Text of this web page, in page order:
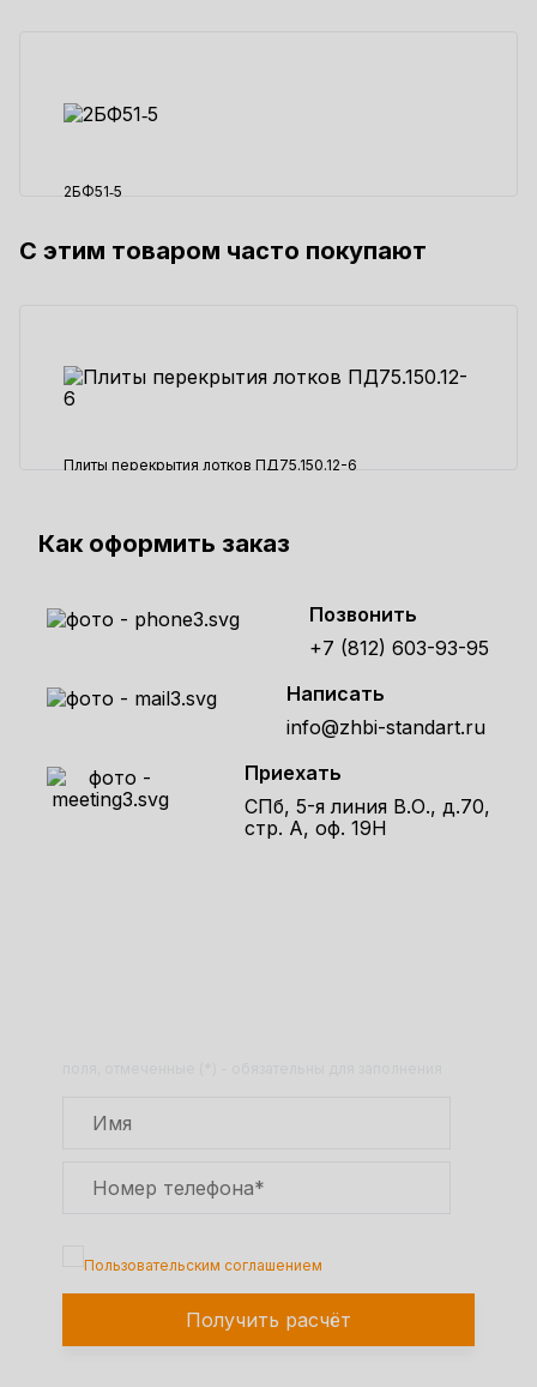
2БФ51‑5
11860 ₽
С этим товаром часто покупают
Плиты перекрытия лотков ПД75.150.12-6
Как оформить заказ
Позвонить
+7 (812) 603-93-95
Написать
info@zhbi-standart.ru
Приехать
СПб, 5-я линия В.О., д.70,
стр. А, оф. 19Н
Пользовательским соглашением
Получить расчёт